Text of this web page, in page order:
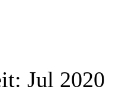
Jul 2020